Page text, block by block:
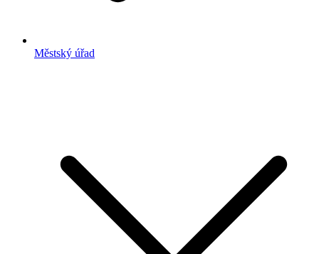
Městský úřad